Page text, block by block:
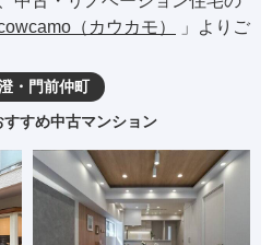
（カウカモ）
」よりご
・門前仲町
すめ中古マンション